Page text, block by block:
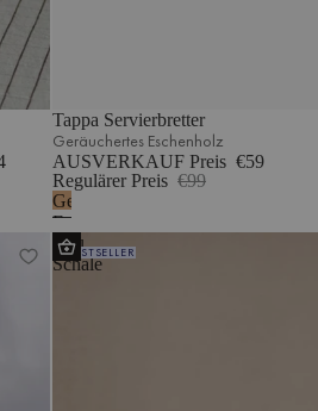
Tappa Servierbretter
Geräuchertes Eschenholz
AUSVERKAUF Preis €59
Regulärer Preis €99
Geräuchertes
Eschenholz
Vilu
Schale
BESTSELLER